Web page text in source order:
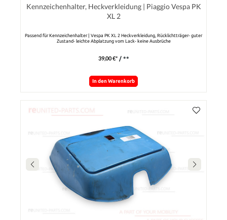
Kennzeichenhalter, Heckverkleidung | Piaggio Vespa PK
XL 2
Passend für Kennzeichenhalter | Vespa PK XL 2 Heckverkleidung, Rücklichtträger- guter
Zustand- leichte Abplatzung vom Lack- keine Ausbrüche
39,00 €* / **
In den Warenkorb